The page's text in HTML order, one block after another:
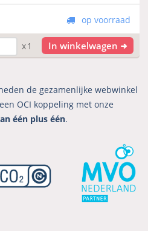
op voorraad
x1 In winkelwagen
de gezamenlijke webwinkel
OCI koppeling met onze
één plus één.